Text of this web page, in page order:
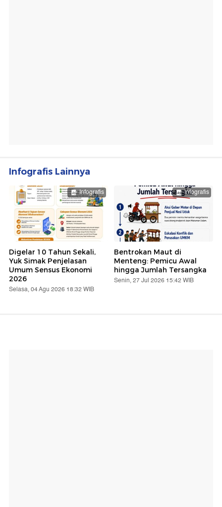
Infografis Lainnya
Infografis
Digelar 10 Tahun Sekali,
Yuk Simak Penjelasan
Umum Sensus Ekonomi
2026
Selasa, 04 Agu 2026 18:32 WIB
Infografis
Bentrokan Maut di
Menteng: Pemicu Awal
hingga Jumlah Tersangka
Senin, 27 Jul 2026 15:42 WIB